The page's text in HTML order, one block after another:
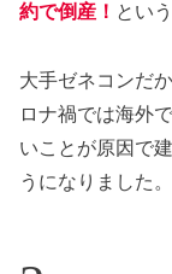
約で倒産！ とい
大手ゼネコンだ
ロナ禍では海外
いことが原因で
うになりました。